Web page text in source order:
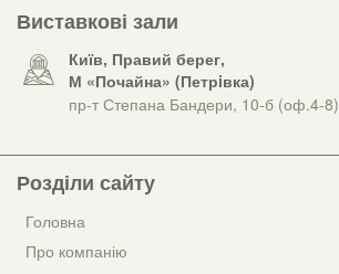
Виставкові зали
Київ, Правий берег,
М «Почайна» (Петрiвка)
пр-т Степана Бандери, 10-б (оф.4-8)
Розділи сайту
Головна
Про компанію